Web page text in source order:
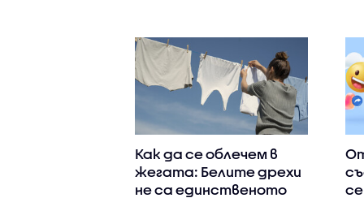
Как да се облечем в
жегата: Белите дрехи
не са единственото